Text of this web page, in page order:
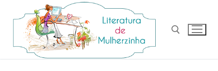
para
conteúdo